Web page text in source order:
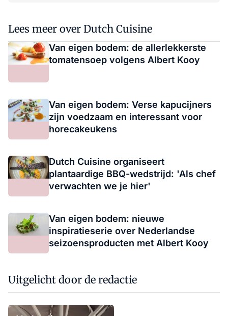
Lees meer over Dutch Cuisine
Van eigen bodem: de allerlekkerste
tomatensoep volgens Albert Kooy
Van eigen bodem: Verse kapucijners
zijn voedzaam en interessant voor
horecakeukens
Dutch Cuisine organiseert
plantaardige BBQ-wedstrijd: 'Als chef
verwachten we je hier'
Van eigen bodem: nieuwe
inspiratieserie over Nederlandse
seizoensproducten met Albert Kooy
Uitgelicht door de redactie